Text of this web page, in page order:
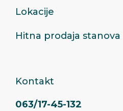
Lokacije
Hitna prodaja stanova
Kontakt
063/17-45-132